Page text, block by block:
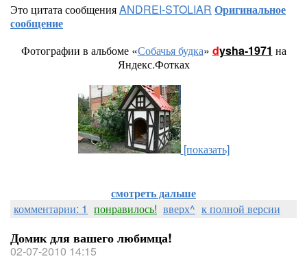
Это цитата сообщенияANDREI-STOLIAR Оригинальное
сообщение
Фотографии в альбоме «Собачья будка» dysha-1971 на
Яндекс.Фотках
[показать]
смотреть дальше
комментарии: 1 понравилось! вверх^ к полной версии
Домик для вашего любимца!
02-07-2010 14:15